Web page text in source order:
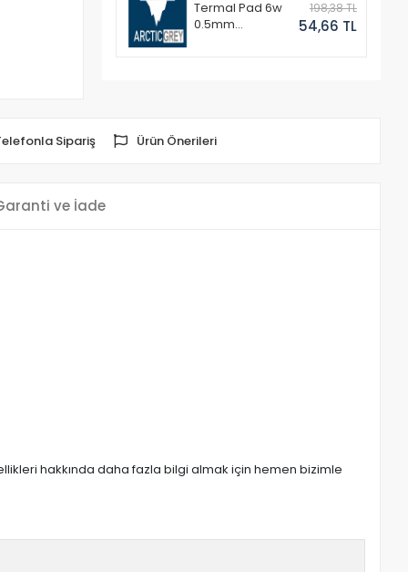
Termal Pad 6w
0.5mm
198,38 TL
54,66 TL
Sipariş Ürün Önerileri
ve İade
hakkında daha fazla bilgi almak için hemen bizimle